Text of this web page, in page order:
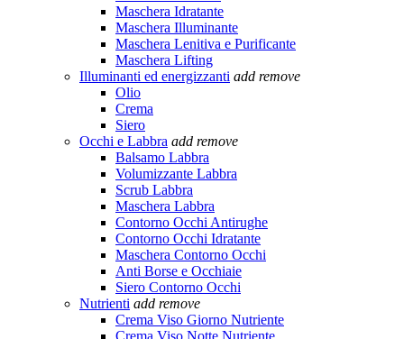
Maschera Idratante
Maschera Illuminante
Maschera Lenitiva e Purificante
Maschera Lifting
Illuminanti ed energizzanti add remove
Olio
Crema
Siero
Occhi e Labbra add remove
Balsamo Labbra
Volumizzante Labbra
Scrub Labbra
Maschera Labbra
Contorno Occhi Antirughe
Contorno Occhi Idratante
Maschera Contorno Occhi
Anti Borse e Occhiaie
Siero Contorno Occhi
Nutrienti add remove
Crema Viso Giorno Nutriente
Crema Viso Notte Nutriente